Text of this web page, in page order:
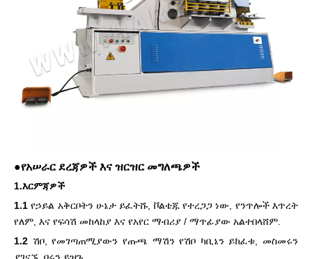
●የአሠራር ደረጃዎች እና ዝርዝር መግለጫዎች
1.እርምጃዎች
1.1የኃይል አቅርቦትን ሁኔታ ይፈትሹ, ቮልቴጁ የተረጋጋ ነው, የንጥሎች እጥረት
የለም, እና የፍሳሽ መከላከያ እና የአየር ማብሪያ / ማጥፊያው አልተበላሸም.
1.2 ሽቦ, የመገጣጠሚያውን የጡጫ ማሽን የሽቦ ካቢኔን ይክፈቱ, መስመሩን